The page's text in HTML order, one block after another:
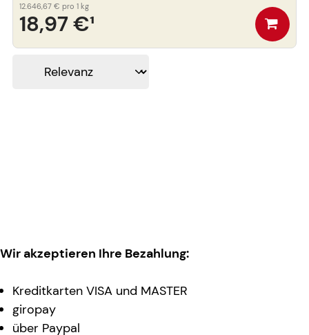
18,97 €¹
12.646,67 € pro 1 kg
Wir akzeptieren Ihre Bezahlung:
Kreditkarten VISA und MASTER
giropay
über Paypal